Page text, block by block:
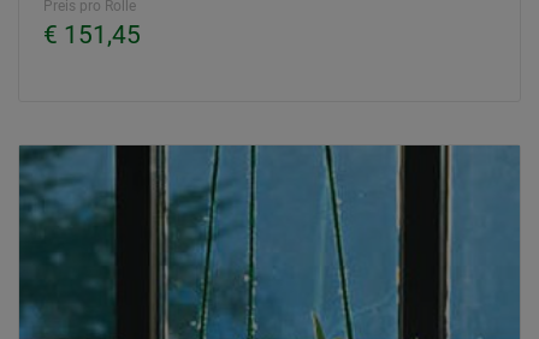
Preis pro Rolle
€ 151,45